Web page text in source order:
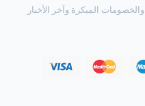
المبكرة وآخر الأخبار